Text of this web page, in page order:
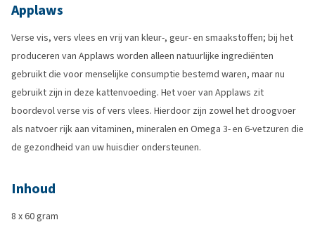
Applaws
Verse vis, vers vlees en vrij van kleur-, geur- en smaakstoffen; bij het
produceren van Applaws worden alleen natuurlijke ingrediënten
gebruikt die voor menselijke consumptie bestemd waren, maar nu
gebruikt zijn in deze kattenvoeding. Het voer van Applaws zit
boordevol verse vis of vers vlees. Hierdoor zijn zowel het droogvoer
als natvoer rijk aan vitaminen, mineralen en Omega 3- en 6-vetzuren die
de gezondheid van uw huisdier ondersteunen.
Inhoud
8 x 60 gram